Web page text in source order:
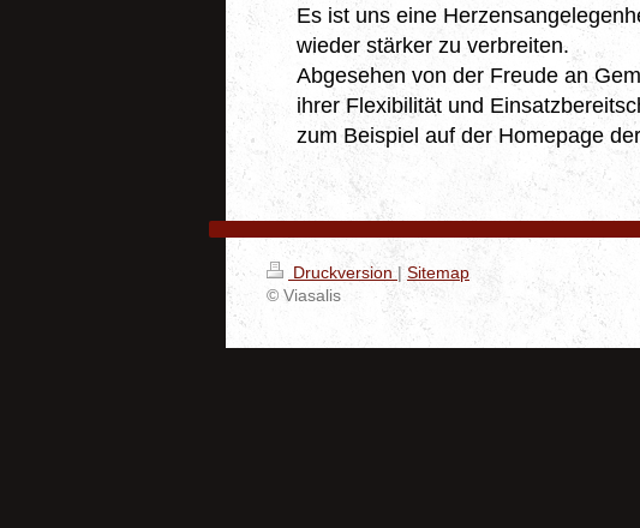
Es ist uns eine
wieder stärker zu verbreiten.
Abgesehen von der Freude an
ihrer Flexibilität und
zum Beispiel auf der Homepage
Druckversion | Sitemap
© Viasalis